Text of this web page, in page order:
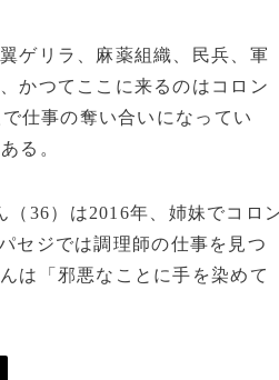
ゲリラ、麻薬組織、民兵、軍
かつてここに来るのはコロン
仕事の奪い合いになってい
る。
（36）は2016年、姉妹でコロ
セジでは調理師の仕事を見つ
は「邪悪なことに手を染めて